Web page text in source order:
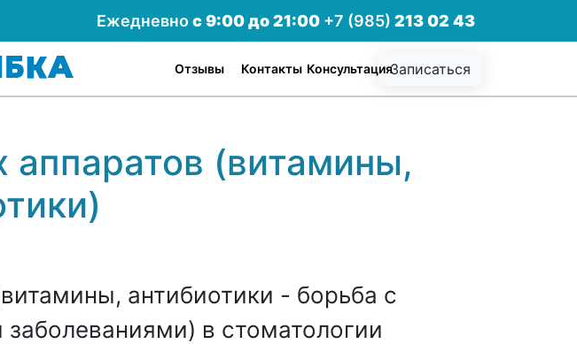
Ежедневнос 9:00 до 21:00 +7 (985)213 02 43
Записаться
Консультация
Контакты
Отзывы
(витамины,
антибиотики - борьба с
в стоматологии